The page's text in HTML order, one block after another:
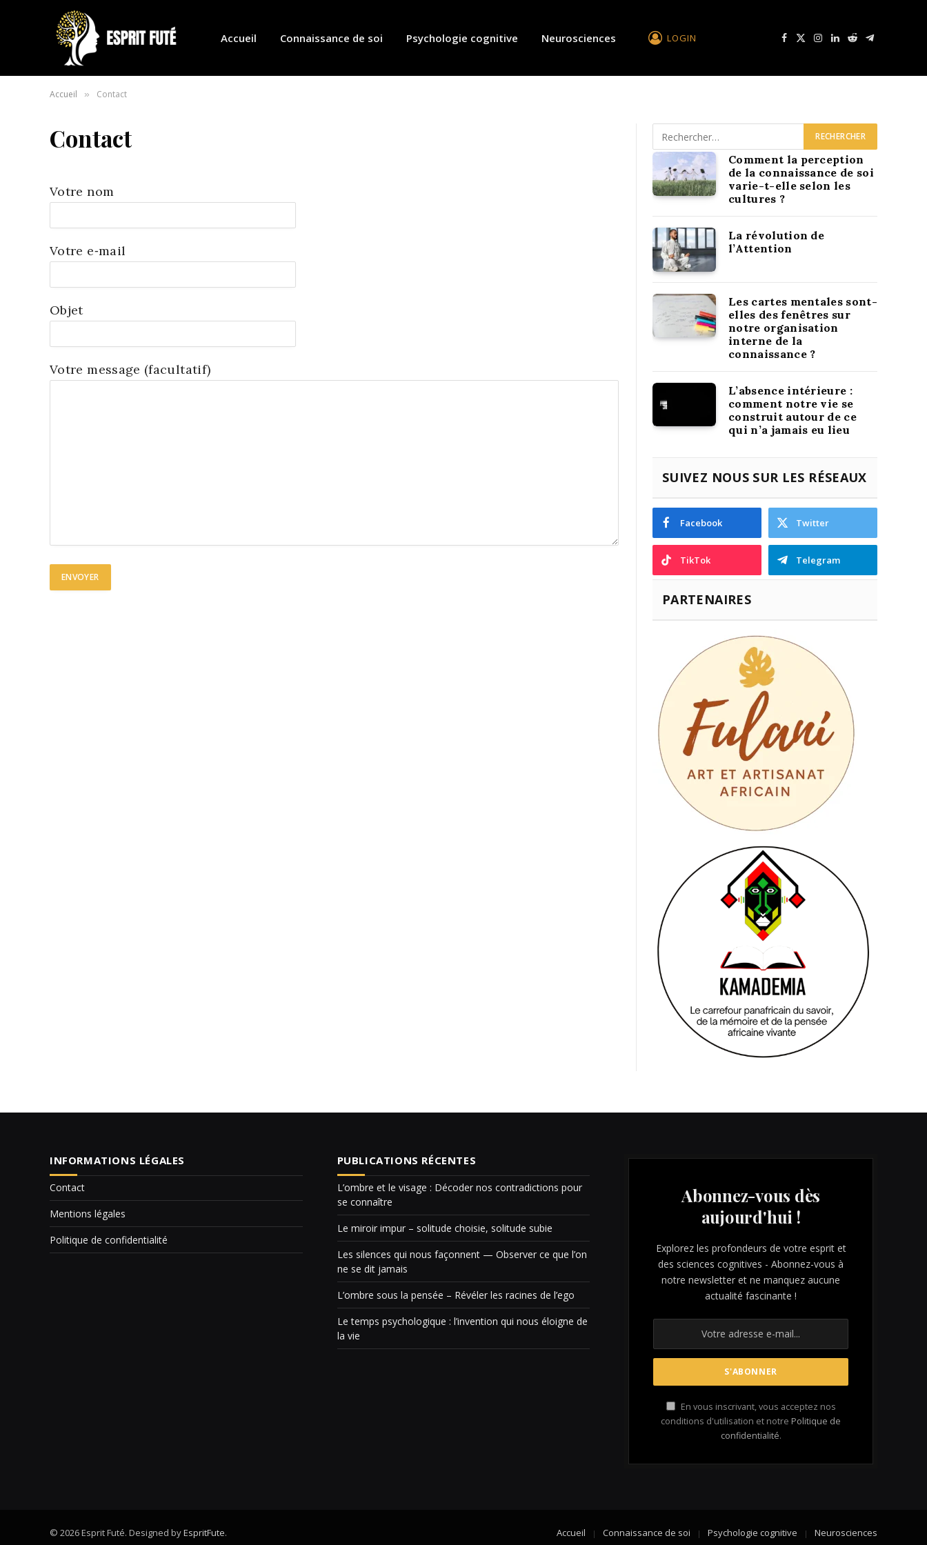
Accueil Connaissance de soi Psychologie cognitive Neurosciences LOGIN Facebook
X Instagram
LinkedIn
RedditTélégramme
Accueil » Contact
Contact
Votre nom
Votre e‑mail
Objet
Votre mes­sage (facul­ta­tif)
Comment la perception
de la connaissance de soi
varie-t-elle selon les
cultures ?
La révolution de
l’Attention
Les cartes mentales sont-
elles des fenêtres sur
notre organisation
interne de la
connaissance ?
L’absence intérieure :
comment notre vie se
construit autour de ce
qui n’a jamais eu lieu
SUIVEZ NOUS SUR LES RÉSEAUX
Facebook Twitter
TikTok Telegram
PARTENAIRES
INFORMATIONS LÉGALES
Contact
Mentions légales
Politique de confidentialité
PUBLICATIONS RÉCENTES
L’ombre et le visage : Décoder nos contradictions pour
se connaître
Le miroir impur – solitude choisie, solitude subie
Les silences qui nous façonnent — Observer ce que l’on
ne se dit jamais
L’ombre sous la pensée – Révéler les racines de l’ego
Le temps psychologique : l’invention qui nous éloigne de
la vie
Abonnez-vous dès
aujourd'hui !
Explorez les profondeurs de votre esprit et
des sciences cognitives - Abonnez-vous à
notre newsletter et ne manquez aucune
actualité fascinante !
En vous inscrivant, vous acceptez nos
conditions d'utilisation et notre Politique de
confidentialité.
© 2026 Esprit Futé. Designed byEspritFute. Accueil Connaissance de soi Psychologie cognitive Neurosciences